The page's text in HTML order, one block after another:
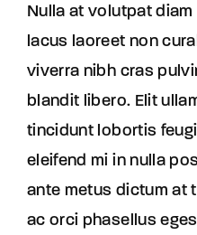
Nulla at volutpat
lacus laoreet non
viverra nibh cras
blandit libero. Elit
tincidunt lobortis
eleifend mi in nulla
ante metus dictum at
ac orci phasellus